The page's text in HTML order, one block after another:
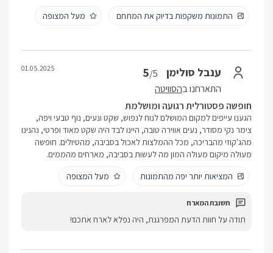
התמונות משקפות בדיוק את המתחם
מעל המצופה
ענבל סולימן 5/5
התארחנו בהסוויטה
01.05.2025
חופשה פסטורלית רגועה ומושלמת
הגענו עייפים למקום המושלם לנוח לנפוש, שקט ונעים, נוף טבעי ויפה,
צימר נקי מסודר, נעים אווירה טובה, היינו לבד היה שקט מאוד ופרטי, נהנינו
מהג'קוזי מהבריכה, מכל ההמלצות לאכול בסביבה, מהטיולים. חופשה
מעולה מיקום מעולה המון מה לעשות בסביבה, מארחים מהממים.
המציאות יותר יפה מהתמונות
מעל המצופה
תודה על חוות הדעת המפרגנת, היה נפלא לארח אתכם!